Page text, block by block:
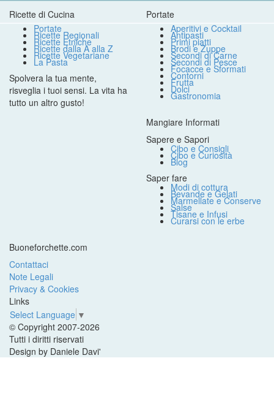
Ricette di Cucina
Portate
Ricette Regionali
Ricette Etniche
Ricette dalla A alla Z
Ricette Vegetariane
La Pasta
Spolvera la tua mente,
risveglia i tuoi sensi. La vita ha
tutto un altro gusto!
Portate
Aperitivi e Cocktail
Antipasti
Primi piatti
Brodi e Zuppe
Secondi di Carne
Secondi di Pesce
Focacce e Sformati
Contorni
Frutta
Dolci
Gastronomia
Mangiare Informati
Sapere e Sapori
Cibo e Consigli
Cibo e Curiosità
Blog
Saper fare
Modi di cottura
Bevande e Gelati
Marmellate e Conserve
Salse
Tisane e Infusi
Curarsi con le erbe
Buoneforchette.com
Contattaci
Note Legali
Privacy & Cookies
Links
Select Language ▼
© Copyright 2007-2026
Tutti i diritti riservati
Design by Daniele Davi'